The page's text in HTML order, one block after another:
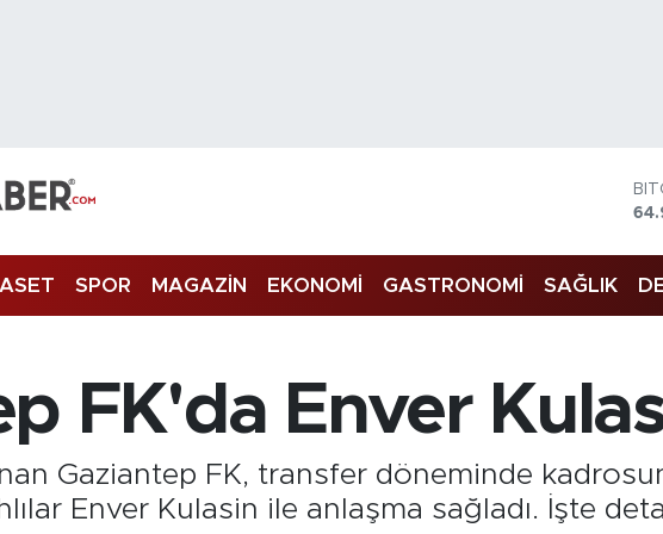
SPOR MAGAZİN EKONOMİ GASTRONOMİ SAĞLIK
FK'da Enver
Gaziantep FK, transfer döneminde
Enver Kulasin ile anlaşma sağladı. İşte